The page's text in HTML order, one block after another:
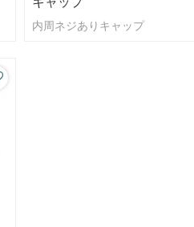
内周ネジありキャップ